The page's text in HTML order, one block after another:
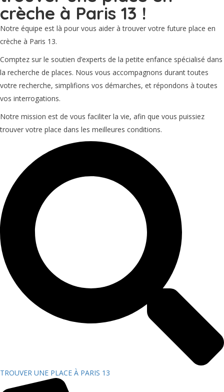
crèche à Paris 13 !
Notre équipe est là pour vous aider à trouver votre future place en
crèche à Paris 13.
Comptez sur le soutien d’experts de la petite enfance spécialisé dans
la recherche de places. Nous vous accompagnons durant toutes
votre recherche, simplifions vos démarches, et répondons à toutes
vos interrogations.
Notre mission est de vous faciliter la vie, afin que vous puissiez
trouver votre place dans les meilleures conditions.
TROUVER UNE PLACE À PARIS 13